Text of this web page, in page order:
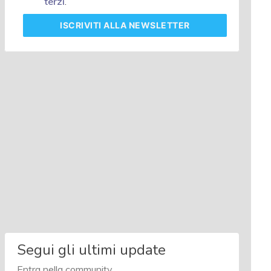
ISCRIVITIALLA NEWSLETTER
Segui gli ultimi update